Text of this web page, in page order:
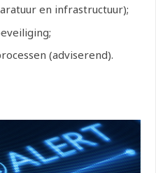
en infrastructuur);
(adviserend).